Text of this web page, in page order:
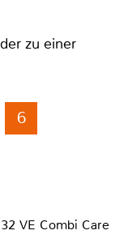
zu einer
6
VE Combi Care